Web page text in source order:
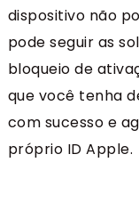
dispositivo não
pode seguir as
bloqueio de
que você tenha
com sucesso e
próprio ID Apple.